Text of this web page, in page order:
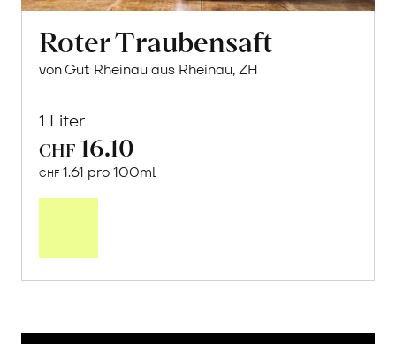
Roter Traubensaft
von Gut Rheinau aus Rheinau, ZH
1 Liter
CHF 16.10
CHF 1.61 pro 100ml